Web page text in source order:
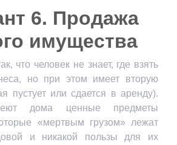
6. Продажа
имущества
что человек не знает, где взять
но при этом имеет вторую
пустует или сдается в аренду).
дома ценные предметы
«мертвым грузом» лежат
и никакой пользы для их